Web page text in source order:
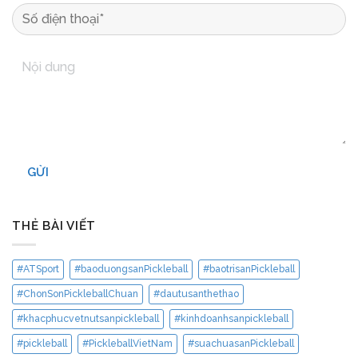
GỬI
THẺ BÀI VIẾT
#ATSport #baoduongsanPickleball #baotrisanPickleball
#ChonSonPickleballChuan #dautusanthethao
#khacphucvetnutsanpickleball #kinhdoanhsanpickleball
#pickleball #PickleballVietNam #suachuasanPickleball